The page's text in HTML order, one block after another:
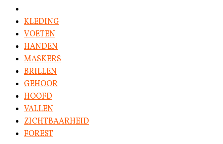
KLEDING
VOETEN
HANDEN
MASKERS
BRILLEN
GEHOOR
HOOFD
VALLEN
ZICHTBAARHEID
FOREST